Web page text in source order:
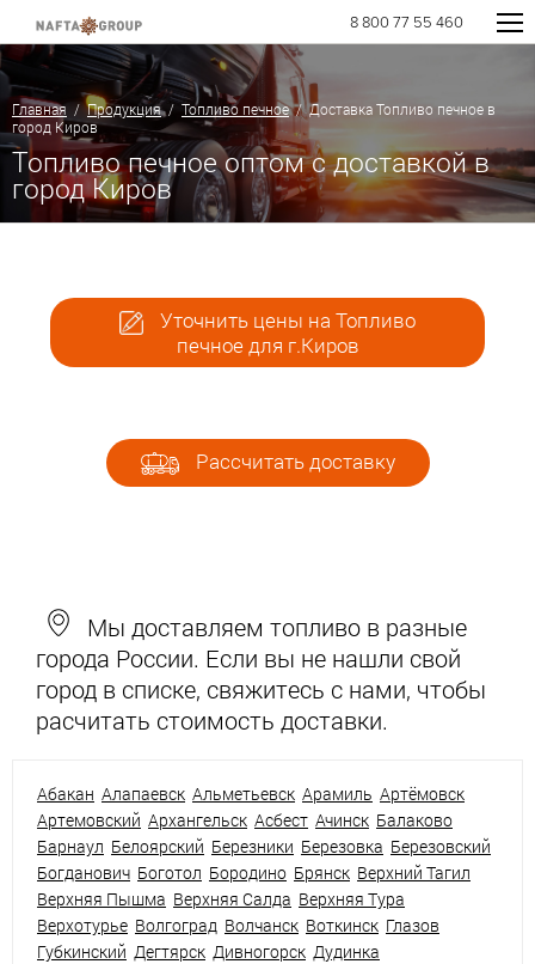
8 800 77 55 460
Главная /Продукция/ Топливо печное/ Доставка Топливо печное в
город Киров
Топливо печное оптом с доставкой в
город Киров
Уточнить цены на Топливо
печное для г.Киров
Рассчитать доставку
Мы доставляем топливо в разные
города России. Если вы не нашли свой
город в списке, свяжитесь с нами, чтобы
расчитать стоимость доставки.
Абакан Алапаевск Альметьевск Арамиль Артёмовск
Артемовский Архангельск Асбест Ачинск Балаково
Барнаул Белоярский Березники Березовка Березовский
Богданович Боготол Бородино Брянск Верхний Тагил
Верхняя Пышма Верхняя Салда Верхняя Тура
Верхотурье Волгоград Волчанск Воткинск Глазов
Губкинский Дегтярск Дивногорск Дудинка